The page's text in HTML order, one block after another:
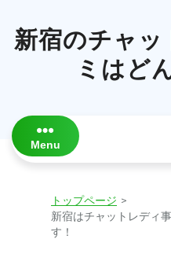
content
新宿のチャッ
ミはど
Menu
トップページ >
新宿はチャットレディ
す！